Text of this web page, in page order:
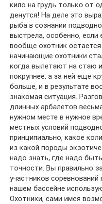
кило на грудь только от
денутся! На деле это
рыба в сознании
выстрела, особенно,
вообще охотник
начинающие охотники
когда вылетают на стаю
покрупнее, а за ней еще
больше, и в результате
знакомая ситуация.
длинных арбалетов
нужном месте в нужное
местных условий
принципиально, какое
из какой породы
надо знать, где надо
точности. Вы правильно
участников
нашем бассейне
Охотники, сами имея